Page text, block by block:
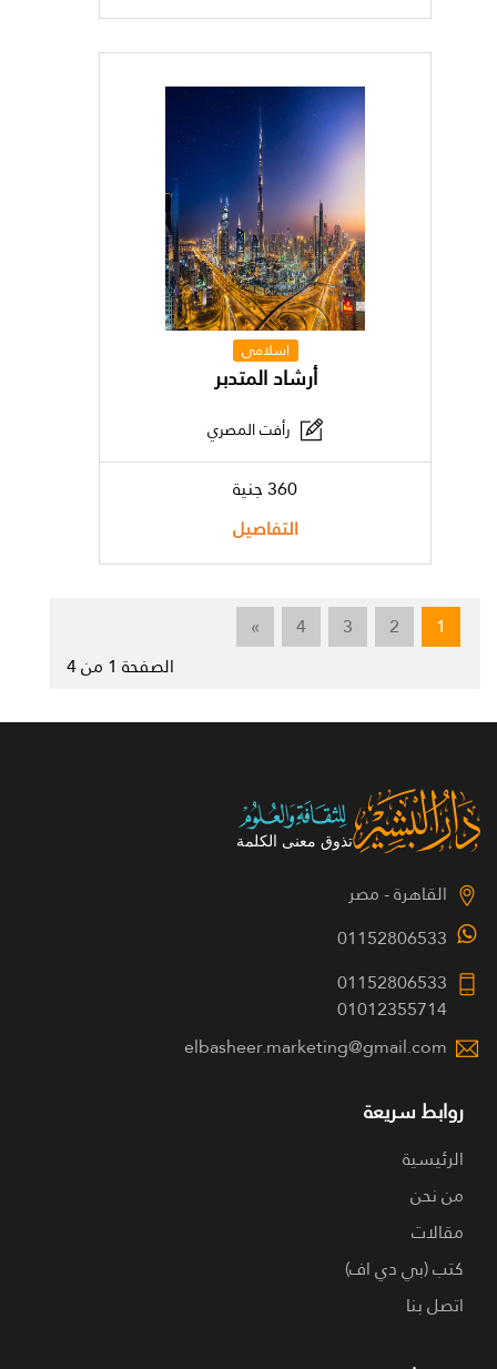
اسلامى
أرشاد المتدبر
رأفت المصري
360 جنية
التفاصيل
1
2
3
4
»
الصفحة 1 من 4
القاهرة - مصر
01152806533
01152806533
01012355714
elbasheer.marketing@gmail.com
روابط سريعة
الرئيسية
من نحن
مقالات
كتب (بي دي اف)
اتصل بنا